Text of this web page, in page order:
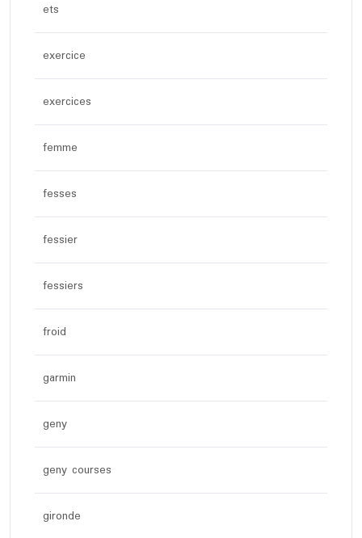
ets
exercice
exercices
femme
fesses
fessier
fessiers
froid
garmin
geny
geny courses
gironde